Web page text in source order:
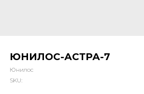
ЮНИЛОС-АСТРА-7
Юнилос
SKU: